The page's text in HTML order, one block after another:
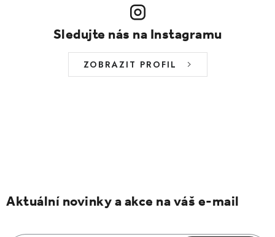
Sledujte nás na Instagramu
ZOBRAZIT PROFIL
Aktuální novinky a akce na váš e-mail